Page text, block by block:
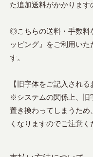
た追加送料がかかります
◎こちらの送料・手数料
ッピング』をご利用い
す。
【旧字体をご記入される
※システムの関係上、旧
置き換わってしまうた
くなりますのでご注意く